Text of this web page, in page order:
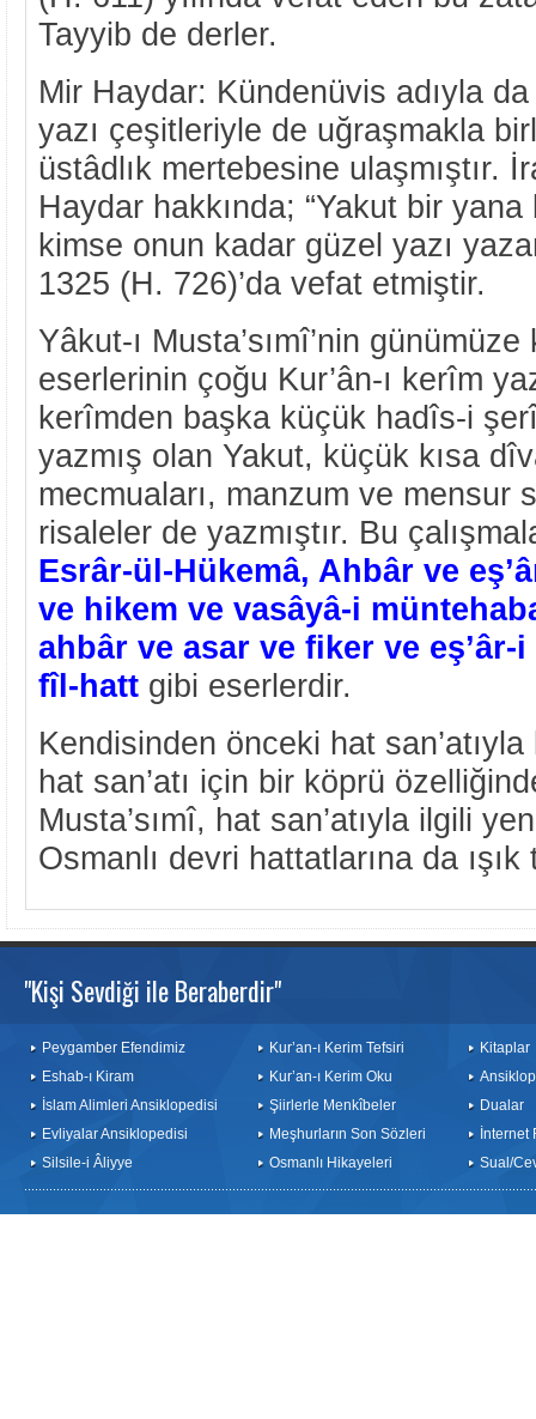
Tayyib de derler.
Mir Haydar: Kündenüvis adıyla
yazı çeşitleriyle de uğraşmakla
üstâdlık mertebesine ulaşmıştır.
Haydar hakkında; “Yakut bir yana
kimse onun kadar güzel yazı
1325 (H. 726)’da vefat etmiştir.
Yâkut-ı Musta’sımî’nin
eserlerinin çoğu Kur’ân-ı kerîm
kerîmden başka küçük hadîs-i
yazmış olan Yakut, küçük kısa
mecmuaları, manzum ve mensur
risaleler de yazmıştır. Bu
Esrâr-ül-Hükemâ, Ahbâr ve
ve hikem ve vasâyâ-i
ahbâr ve asar ve fiker ve
fîl-hatt gibi eserlerdir.
Kendisinden önceki hat
hat san’atı için bir köprü
Musta’sımî, hat san’atıyla ilgili
Osmanlı devri hattatlarına da
"Kişi Sevdiği ile Beraberdir"
Peygamber Efendimiz
Eshab-ı Kiram
İslam Alimleri Ansiklopedisi
Evliyalar Ansiklopedisi
Silsile-i Âliyye
Kur’an-ı Kerim Tefsiri
Kur’an-ı Kerim Oku
Şiirlerle Menkîbeler
Meşhurların Son Sözleri
Osmanlı Hikayeleri
Kitaplar
Dualar
İnternet
Sual/